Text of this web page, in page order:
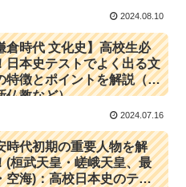
2024.08.10
倉時代 文化史】高校生必
日本史テストでよく出る文
特徴とポイントを解説（鎌
仏教など）
2024.07.16
時代初期の重要人物を解
(桓武天皇・嵯峨天皇、最
空海)：高校日本史のテス